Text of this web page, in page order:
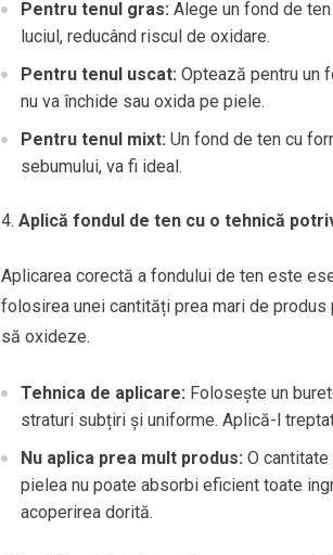
Pentru tenul gras: Alege un fond de
luciul, reducând riscul de oxidare.
Pentru tenul uscat: Optează pentru un
nu va închide sau oxida pe piele.
Pentru tenul mixt: Un fond de ten cu
sebumului, va fi ideal.
Aplică fondul de ten cu o tehnică
Aplicarea corectă a fondului de ten este
folosirea unei cantități prea mari de
să oxideze.
Tehnica de aplicare: Folosește un
straturi subțiri și uniforme. Aplică-l
Nu aplica prea mult produs: O
pielea nu poate absorbi eficient toate
acoperirea dorită.